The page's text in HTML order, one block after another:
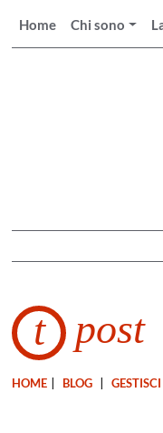
Home Chi sono
t post
HOME BLOG